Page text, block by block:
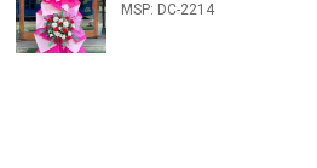
MSP: DC-2214